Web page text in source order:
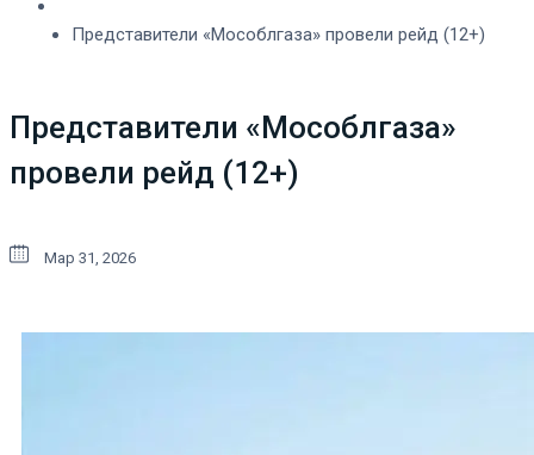
Представители «Мособлгаза» провели рейд (12+)
Представители «Мособлгаза»
провели рейд (12+)
Мар 31, 2026